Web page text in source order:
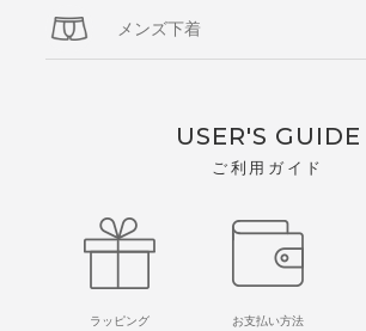
メンズ下着
USER'S GUIDE
ご利用ガイド
ラッピング
お支払い方法